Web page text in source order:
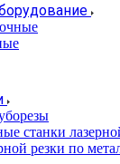
станки
резки по